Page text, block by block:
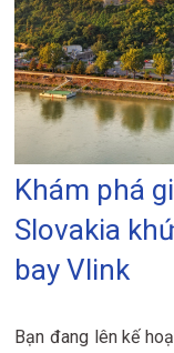
Khám phá
Slovakia
bay Vlink
Bạn đang lên kế